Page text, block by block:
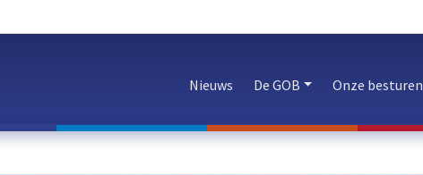
Nieuws De GOB Onze besturen